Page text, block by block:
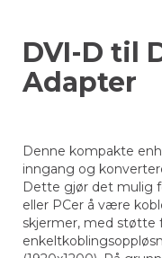
DVI-D til
Adapter
Denne kompakte
inngang og
Dette gjør det mulig
eller PCer å være
skjermer, med støtte